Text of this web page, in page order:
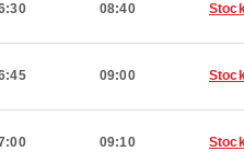
08:40
09:00
09:10